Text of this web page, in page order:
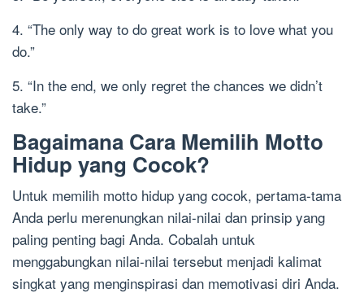
4. “The only way to do great work is to love what you
do.”
5. “In the end, we only regret the chances we didn’t
take.”
Bagaimana Cara Memilih Motto
Hidup yang Cocok?
Untuk memilih motto hidup yang cocok, pertama-tama
Anda perlu merenungkan nilai-nilai dan prinsip yang
paling penting bagi Anda. Cobalah untuk
menggabungkan nilai-nilai tersebut menjadi kalimat
singkat yang menginspirasi dan memotivasi diri Anda.